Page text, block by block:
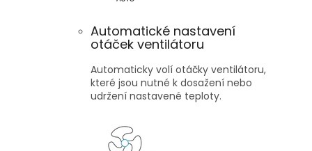
Automatické nastavení
otáček ventilátoru
Automaticky volí otáčky ventilátoru,
které jsou nutné k dosažení nebo
udržení nastavené teploty.